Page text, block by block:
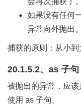
如果没有任何
异常向外抛出。
捕获的原则：从小到
20.1.5.2、as 子句
被抛出的异常，应
使用 as 子句。